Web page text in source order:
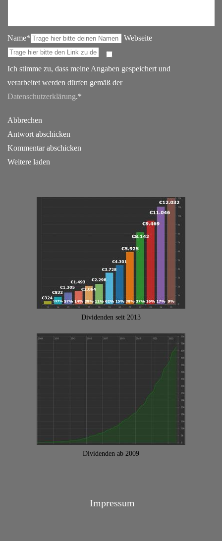
Name* Webseite
Ich stimme zu, dass meine Angaben gespeichert und
verarbeitet werden dürfen gemäß der
Datenschutzerklärung.*
Abbrechen
Antwort abschicken
Kommentar abschicken
Weitere laden
Dividenden seit 2013
Dividenden ab 2009
Impressum